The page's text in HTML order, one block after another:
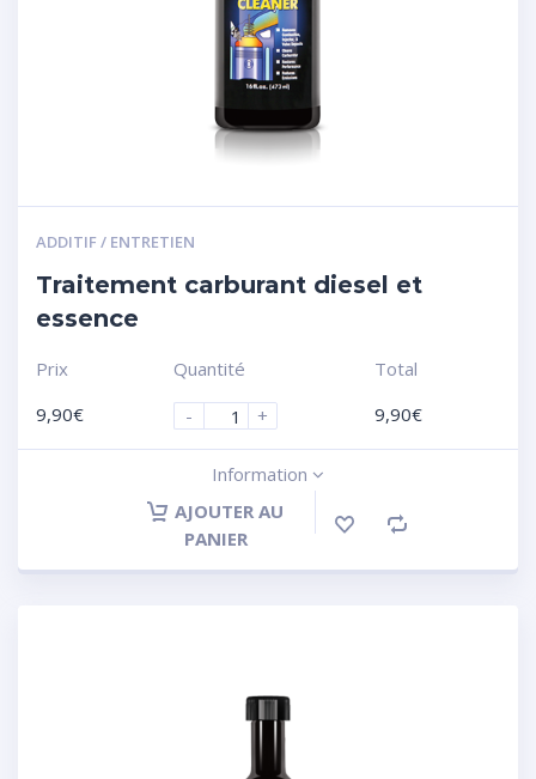
ADDITIF / ENTRETIEN
Traitement carburant diesel et
essence
Prix
9,90€
Quantité
-
+
Total
9,90€
Information
AJOUTER AU
PANIER